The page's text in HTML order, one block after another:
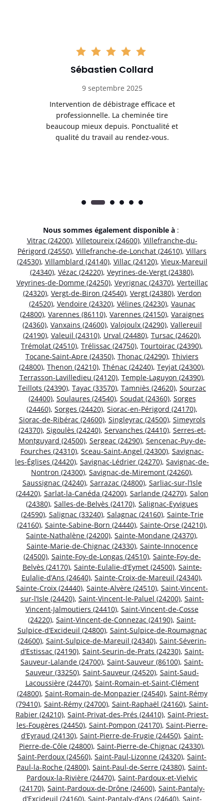
Sébastien Collard
9 septembre 2025
Intervention de débistrage efficace et
professionnelle. La cheminée tire
beaucoup mieux depuis. Ponctualité et
qualité du travail au rendez-vous.
Nous sommes également disponible à :
Vitrac (24200), Villetoureix (24600), Villefranche-du-
Périgord (24550), Villefranche-de-Lonchat (24610), Villars
(24530), Villamblard (24140), Villac (24120), Vieux-Mareuil
(24340), Vézac (24220), Veyrines-de-Vergt (24380),
Veyrines-de-Domme (24250), Veyrignac (24370), Verteillac
(24320), Vergt-de-Biron (24540), Vergt (24380), Verdon
(24520), Vendoire (24320), Vélines (24230), Vaunac
(24800), Varennes (86110), Varennes (24150), Varaignes
(24360), Vanxains (24600), Valojoulx (24290), Vallereuil
(24190), Valeuil (24310), Urval (24480), Tursac (24620),
Trémolat (24510), Trélissac (24750), Tourtoirac (24390),
Tocane-Saint-Apre (24350), Thonac (24290), Thiviers
(24800), Thenon (24210), Thénac (24240), Teyjat (24300),
Terrasson-Lavilledieu (24120), Temple-Laguyon (24390),
Teillots (24390), Tayac (33570), Tamniès (24620), Sourzac
(24400), Soulaures (24540), Soudat (24360), Sorges
(24460), Sorges (24420), Siorac-en-Périgord (24170),
Siorac-de-Ribérac (24600), Singleyrac (24500), Simeyrols
(24370), Sigoulès (24240), Servanches (24410), Serres-et-
Montguyard (24500), Sergeac (24290), Sencenac-Puy-de-
Fourches (24310), Sceau-Saint-Angel (24300), Savignac-
les-Églises (24420), Savignac-Lédrier (24270), Savignac-de-
Nontron (24300), Savignac-de-Miremont (24260),
Saussignac (24240), Sarrazac (24800), Sarliac-sur-l’Isle
(24420), Sarlat-la-Canéda (24200), Sarlande (24270), Salon
(24380), Salles-de-Belvès (24170), Salignac-Eyvigues
(24590), Salignac (33240), Salagnac (24160), Sainte-Trie
(24160), Sainte-Sabine-Born (24440), Sainte-Orse (24210),
Sainte-Nathalène (24200), Sainte-Mondane (24370),
Sainte-Marie-de-Chignac (24330), Sainte-Innocence
(24500), Sainte-Foy-de-Longas (24510), Sainte-Foy-de-
Belvès (24170), Sainte-Eulalie-d’Eymet (24500), Sainte-
Eulalie-d’Ans (24640), Sainte-Croix-de-Mareuil (24340),
Sainte-Croix (24440), Sainte-Alvère (24510), Saint-Vincent-
sur-l’Isle (24420), Saint-Vincent-le-Paluel (24200), Saint-
Vincent-Jalmoutiers (24410), Saint-Vincent-de-Cosse
(24220), Saint-Vincent-de-Connezac (24190), Saint-
Sulpice-d’Excideuil (24800), Saint-Sulpice-de-Roumagnac
(24600), Saint-Sulpice-de-Mareuil (24340), Saint-Séverin-
d’Estissac (24190), Saint-Seurin-de-Prats (24230), Saint-
Sauveur-Lalande (24700), Saint-Sauveur (86100), Saint-
Sauveur (33250), Saint-Sauveur (24520), Saint-Saud-
Lacoussière (24470), Saint-Romain-et-Saint-Clément
(24800), Saint-Romain-de-Monpazier (24540), Saint-Rémy
(79410), Saint-Rémy (24700), Saint-Raphaël (24160), Saint-
Rabier (24210), Saint-Privat-des-Prés (24410), Saint-Priest-
les-Fougères (24450), Saint-Pompon (24170), Saint-Pierre-
d’Eyraud (24130), Saint-Pierre-de-Frugie (24450), Saint-
Pierre-de-Côle (24800), Saint-Pierre-de-Chignac (24330),
Saint-Perdoux (24560), Saint-Paul-Lizonne (24320), Saint-
Paul-la-Roche (24800), Saint-Paul-de-Serre (24380), Saint-
Pardoux-la-Rivière (24470), Saint-Pardoux-et-Vielvic
(24170), Saint-Pardoux-de-Drône (24600), Saint-Pantaly-
d’Excideuil (24160), Saint-Pantaly-d’Ans (24640), Saint-